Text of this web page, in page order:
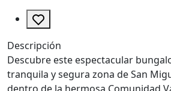
Descripción
Descubre este espectacular
tranquila y segura zona de San
dentro de la hermosa Comunidad